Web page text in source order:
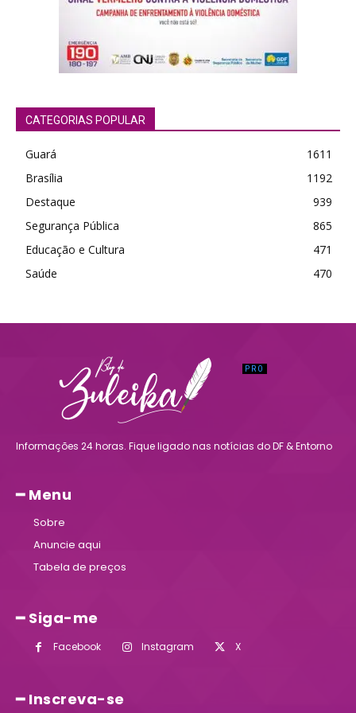
CATEGORIAS POPULAR
Guará
1611
Brasília
1192
Destaque
939
Segurança Pública
865
Educação e Cultura
471
Saúde
470
Informações 24 horas. Fique ligado nas notícias do DF & Entorno
━ Menu
Sobre
Anuncie aqui
Tabela de preços
━ Siga-me
Facebook Instagram X
━ Inscreva-se